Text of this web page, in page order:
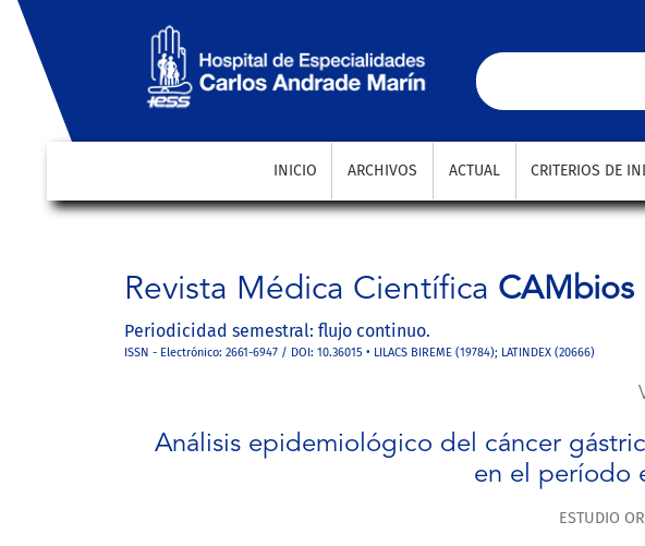
INICIO ARCHIVOS ACTUAL CRITERIOS DE
Revista Médica Científica CAMbios
Periodicidad semestral: flujo continuo.
ISSN - Electrónico: 2661-6947 / DOI: 10.36015 • LILACS BIREME (19784); LATINDEX (20666)
Análisis epidemiológico del cáncer
en el período
ESTUDIO